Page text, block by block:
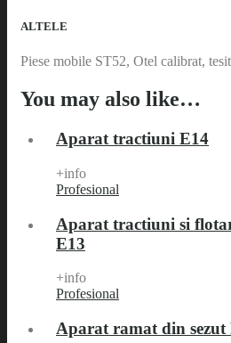
ALTELE
Piese mobile ST52, Otel calibrat,
You may also like…
Aparat tractiuni E14
+info
Profesional
Aparat tractiuni si
E13
+info
Profesional
Aparat ramat din sezut